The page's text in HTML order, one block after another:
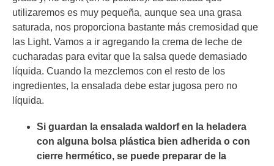
utilizaremos es muy pequeña, aunque sea una grasa
saturada, nos proporciona bastante más cremosidad que
las Light. Vamos a ir agregando la crema de leche de
cucharadas para evitar que la salsa quede demasiado
líquida. Cuando la mezclemos con el resto de los
ingredientes, la ensalada debe estar jugosa pero no
líquida.
Si guardan la ensalada waldorf en la heladera
con alguna bolsa plástica bien adherida o con
cierre hermético, se puede preparar de la